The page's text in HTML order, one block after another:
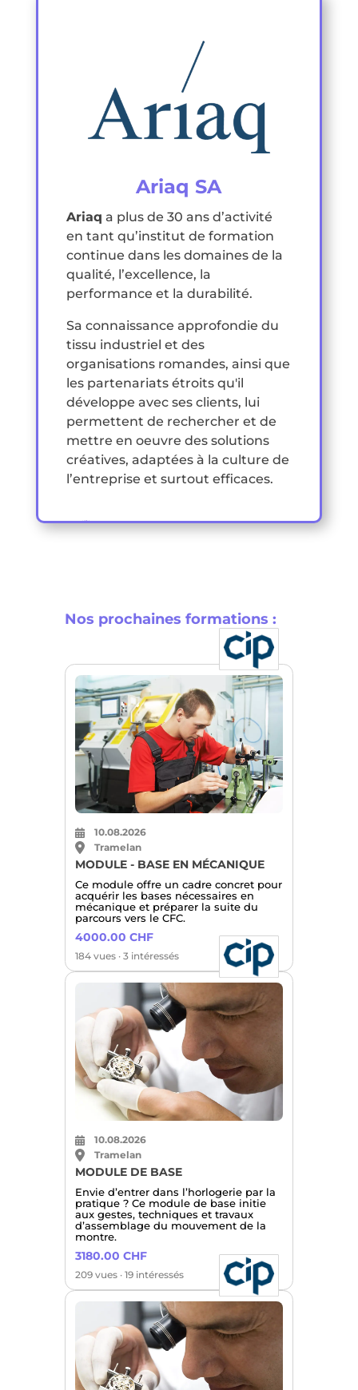
Ariaq SA
Ariaq a plus de 30 ans d’activité
en tant qu’institut de formation
continue dans les domaines de la
qualité, l’excellence, la
performance et la durabilité.
Sa connaissance approfondie du
tissu industriel et des
organisations romandes, ainsi que
les partenariats étroits qu'il
développe avec ses clients, lui
permettent de rechercher et de
mettre en oeuvre des solutions
créatives, adaptées à la culture de
l’entreprise et surtout efficaces.
Nos prochaines formations :
10.08.2026
Tramelan
MODULE - BASE EN MÉCANIQUE
Ce module offre un cadre concret pour
acquérir les bases nécessaires en
mécanique et préparer la suite du
parcours vers le CFC.
4000.00 CHF
184 vues · 3 intéressés
10.08.2026
Tramelan
MODULE DE BASE
Envie d’entrer dans l’horlogerie par la
pratique ? Ce module de base initie
aux gestes, techniques et travaux
d’assemblage du mouvement de la
montre.
3180.00 CHF
209 vues · 19 intéressés